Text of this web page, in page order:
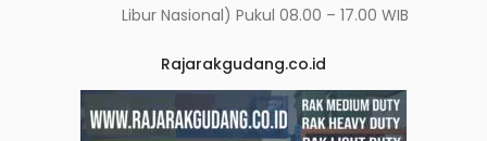
Libur Nasional) Pukul 08.00 – 17.00 WIB
Rajarakgudang.co.id